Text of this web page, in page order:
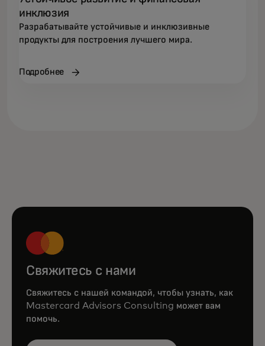
инклюзия
Разрабатывайте устойчивые и инклюзивные
продукты для построения лучшего мира.
Подробнее
Свяжитесь с нами
Свяжитесь с нашей командой, чтобы узнать, как
Mastercard Advisors Consulting может вам
помочь.